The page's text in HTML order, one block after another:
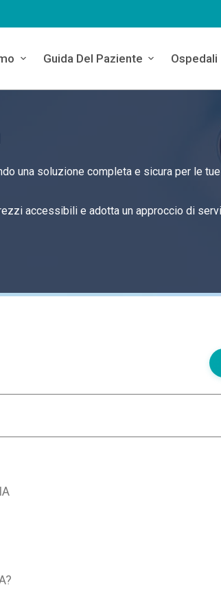
Guida Del Paziente Ospedali
una soluzione completa e sicura per le tue
accessibili e adotta un approccio di